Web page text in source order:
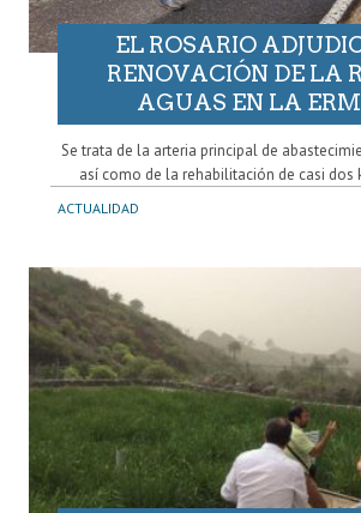
EL ROSARIO
RENOVACIÓN DE LA
AGUAS EN LA
Se trata de la arteria principal de
así como de la rehabilitación de casi dos
ACTUALIDAD